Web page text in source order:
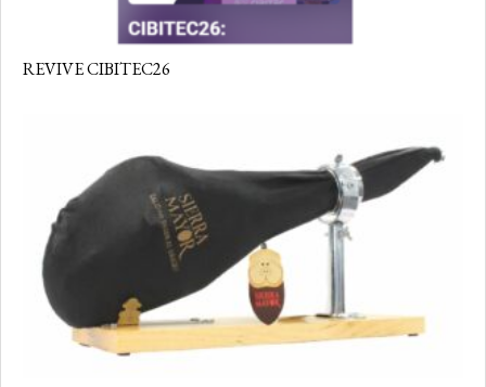
REVIVE CIBITEC26